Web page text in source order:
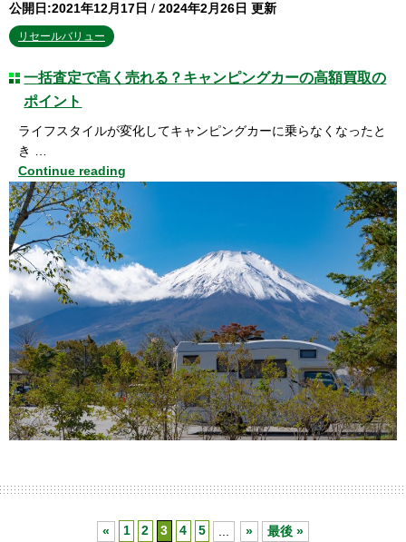
公開日:2021年12月17日 / 2024年2月26日 更新
リセールバリュー
一括査定で高く売れる？キャンピングカーの高額買取の
ポイント
ライフスタイルが変化してキャンピングカーに乗らなくなったと
き …
Continue reading
« 1 2 3 4 5 » 最後 »